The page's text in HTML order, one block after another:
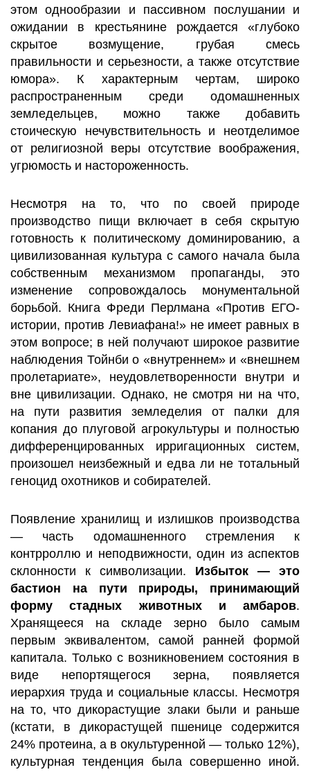
этом однообразии и пассивном послушании и
ожидании в крестьянине рождается «глубоко
скрытое возмущение, грубая смесь
правильности и серьезности, а также отсутствие
юмора». К характерным чертам, широко
распространенным среди одомашненных
земледельцев, можно также добавить
стоическую нечувствительность и неотделимое
от религиозной веры отсутствие воображения,
угрюмость и настороженность.
Несмотря на то, что по своей природе
производство пищи включает в себя скрытую
готовность к политическому доминированию, а
цивилизованная культура с самого начала была
собственным механизмом пропаганды, это
изменение сопровождалось монументальной
борьбой. Книга Фреди Перлмана «Против ЕГО-
истории, против Левиафана!» не имеет равных в
этом вопросе; в ней получают широкое развитие
наблюдения Тойнби о «внутреннем» и «внешнем
пролетариате», неудовлетворенности внутри и
вне цивилизации. Однако, не смотря ни на что,
на пути развития земледелия от палки для
копания до плуговой агрокультуры и полностью
дифференцированных ирригационных систем,
произошел неизбежный и едва ли не тотальный
геноцид охотников и собирателей.
Появление хранилищ и излишков производства
— часть одомашненного стремления к
контрроллю и неподвижности, один из аспектов
склонности к символизации. Избыток — это
бастион на пути природы, принимающий
форму стадных животных и амбаров.
Хранящееся на складе зерно было самым
первым эквивалентом, самой ранней формой
капитала. Только с возникновением состояния в
виде непортящегося зерна, появляется
иерархия труда и социальные классы. Несмотря
на то, что дикорастущие злаки были и раньше
(кстати, в дикорастущей пшенице содержится
24% протеина, а в окультуренной — только 12%),
культурная тенденция была совершенно иной.